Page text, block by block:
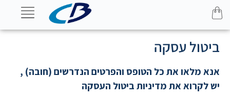
ביטול עסקה
אנא מלאו את כל הטופס והפרטים הנדרשים (חובה) ,
יש לקרוא את מדיניות ביטול העסקה